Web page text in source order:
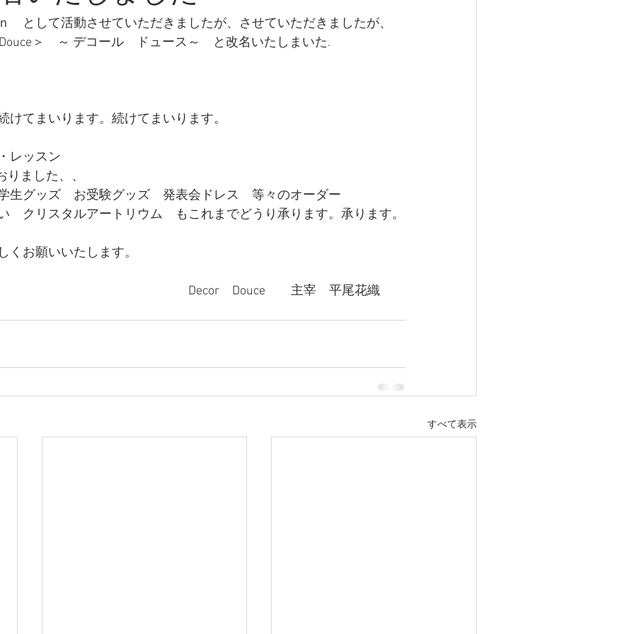
　として活動させていただきましたが、させていただきましたが、
＞　～ デコール　ドュース～　と改名いたしまいた.
けてまいります。続けてまいります。
レッスン
りました、、
生グッズ　お受験グッズ　発表会ドレス　等々のオーダー
　クリスタルアートリウム　もこれまでどうり承ります。承ります。
くお願いいたします。
　　主宰　平尾花織
すべて表示